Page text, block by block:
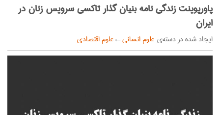
پاورپوینت زندگی نامه بنیان گذار تاکسی سرویس زنان در
ایران
ایجاد شده در دسته‌ی علوم انسانی←علوم اقتصادی